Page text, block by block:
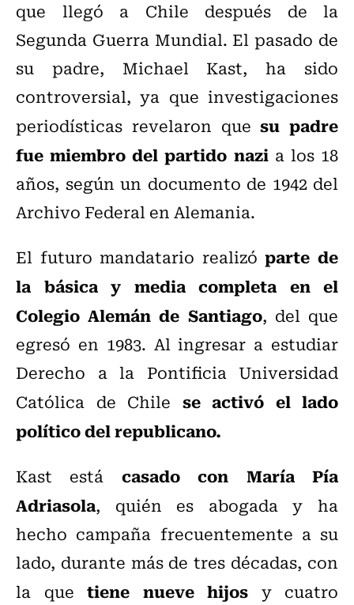
que llegó a Chile después de la
Segunda Guerra Mundial. El pasado de
su padre, Michael Kast, ha sido
controversial, ya que investigaciones
periodísticas revelaron quesu padre
fue miembro del partido nazia los 18
años, según un documento de 1942 del
Archivo Federal en Alemania.
El futuro mandatario realizóparte de
la básica y media completa en el
Colegio Alemán de Santiago, del que
egresó en 1983. Al ingresar a estudiar
Derecho a la Pontificia Universidad
Católica de Chile se activó el lado
político del republicano.
Kast está casado con María Pía
Adriasola, quién es abogada y ha
hecho campaña frecuentemente a su
lado, durante más de tres décadas, con
la que tiene nueve hijos y cuatro